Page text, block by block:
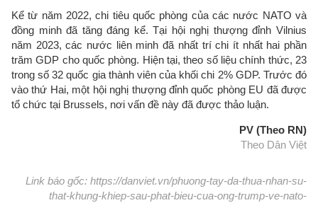
Kể từ năm 2022, chi tiêu quốc phòng của các nước NATO và
đồng minh đã tăng đáng kể. Tại hội nghị thượng đỉnh Vilnius
năm 2023, các nước liên minh đã nhất trí chi ít nhất hai phần
trăm GDP cho quốc phòng. Hiện tại, theo số liệu chính thức, 23
trong số 32 quốc gia thành viên của khối chi 2% GDP. Trước đó
vào thứ Hai, một hội nghị thượng đỉnh quốc phòng EU đã được
tổ chức tại Brussels, nơi vấn đề này đã được thảo luận.
PV (Theo RN)
Theo Dân Việt
Link báo gốc: https://danviet.vn/phuong-tay-da-thua-nhan-su-
that-khung-khiep-sau-phat-bieu-cua-ong-trump-ve-nato-